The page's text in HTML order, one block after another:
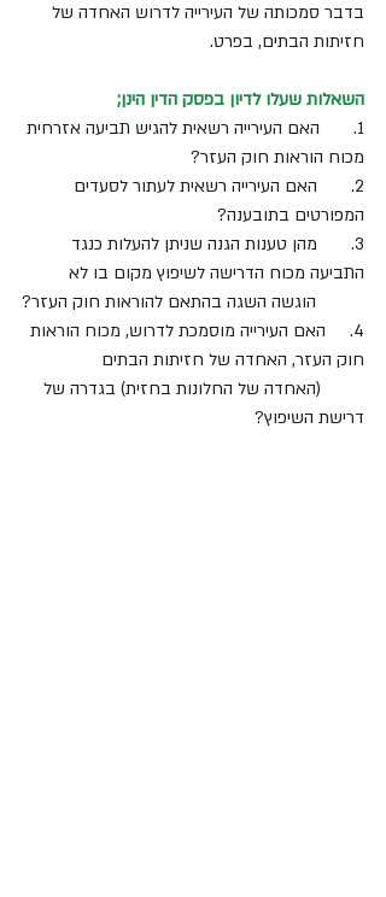
בדבר סמכותה של העירייה לדרוש האחדה של
חזיתות הבתים, בפרט.
השאלות שעלו לדיון בפסק הדין הינן;
1.       האם העירייה רשאית להגיש תביעה אזרחית
מכוח הוראות חוק העזר?
2.       האם העירייה רשאית לעתור לסעדים
המפורטים בתובענה?
3.       מהן טענות הגנה שניתן להעלות כנגד
התביעה מכוח הדרישה לשיפוץ מקום בו לא
הוגשה השגה בהתאם להוראות חוק העזר?
4.     האם העירייה מוסמכת לדרוש, מכוח הוראות
חוק העזר, האחדה של חזיתות הבתים
(האחדה של החלונות בחזית) בגדרה של
דרישת השיפוץ?